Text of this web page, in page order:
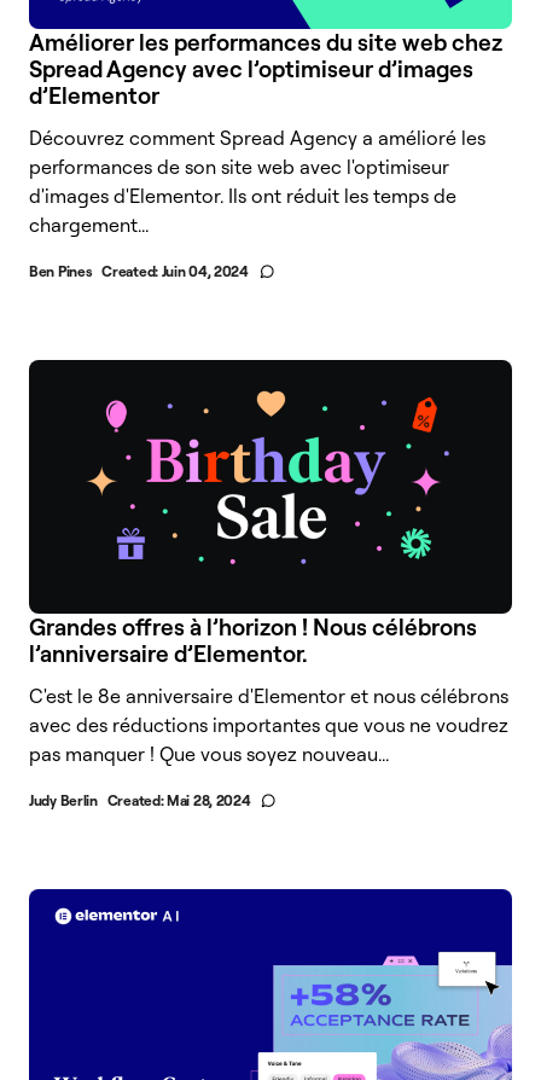
Améliorer les performances du site web chez
Spread Agency avec l’optimiseur d’images
d’Elementor
Découvrez comment Spread Agency a amélioré les
performances de son site web avec l'optimiseur
d'images d'Elementor. Ils ont réduit les temps de
chargement...
Ben Pines Created: Juin 04, 2024
Grandes offres à l’horizon ! Nous célébrons
l’anniversaire d’Elementor.
C'est le 8e anniversaire d'Elementor et nous célébrons
avec des réductions importantes que vous ne voudrez
pas manquer ! Que vous soyez nouveau...
Judy Berlin Created:Mai 28, 2024